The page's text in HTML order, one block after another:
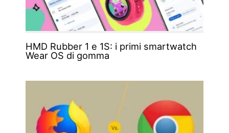
HMD Rubber 1 e 1S: i primi smartwatch
Wear OS di gomma